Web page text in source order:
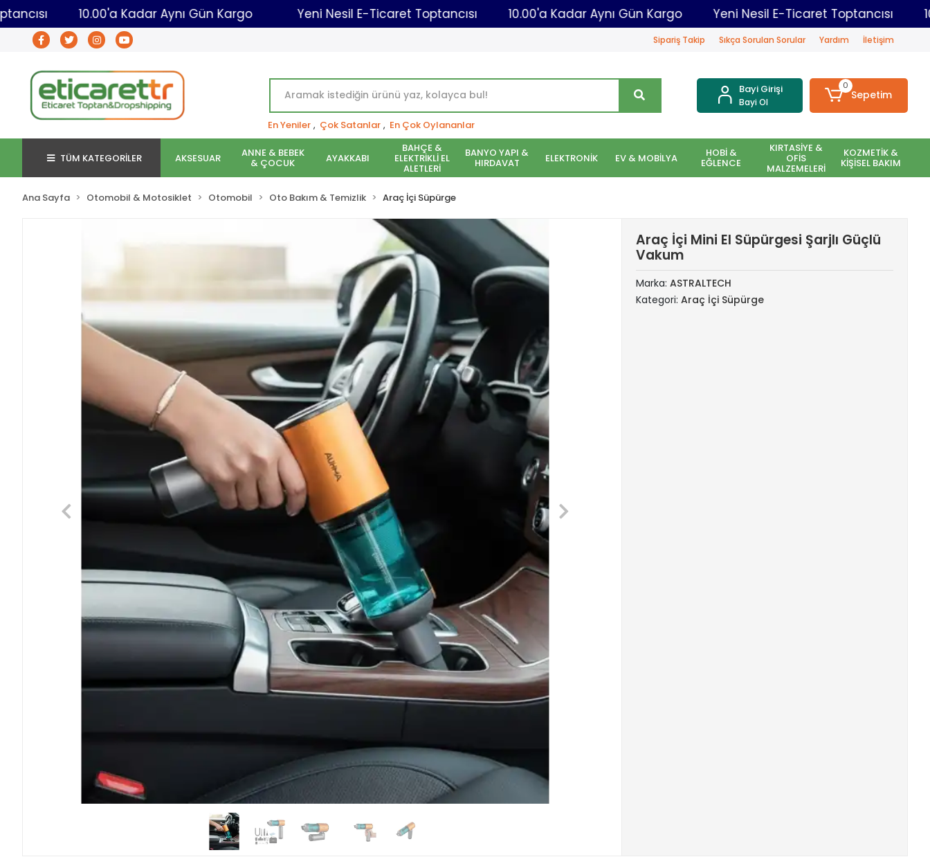
Toptancısı 10.00'a Kadar Aynı Gün Kargo Yeni Nesil E-Ticaret Toptancısı 10.00'a Kadar Aynı Gün Kargo Yeni Nesil E-Ticaret
Sipariş Takip Sıkça Sorulan Sorular Yardım İletişim
En Yeniler , Çok Satanlar , En Çok Oylananlar
Bayi Girişi
Bayi Ol
0
Sepetim
TÜM KATEGORİLER AKSESUAR ANNE & BEBEK
& ÇOCUK AYAKKABI
BAHÇE &
ELEKTRİKLİ EL
ALETLERİ
BANYO YAPI &
HIRDAVAT ELEKTRONİK EV & MOBİLYA HOBİ &
EĞLENCE
KIRTASİYE &
OFİS
MALZEMELERİ
KOZMETİK &
KİŞİSEL BAKIM
Ana Sayfa Otomobil & Motosiklet Otomobil Oto Bakım & Temizlik Araç İçi Süpürge
Araç İçi Mini El Süpürgesi Şarjlı Güçlü
Vakum
Marka:ASTRALTECH
Kategori:Araç İçi Süpürge